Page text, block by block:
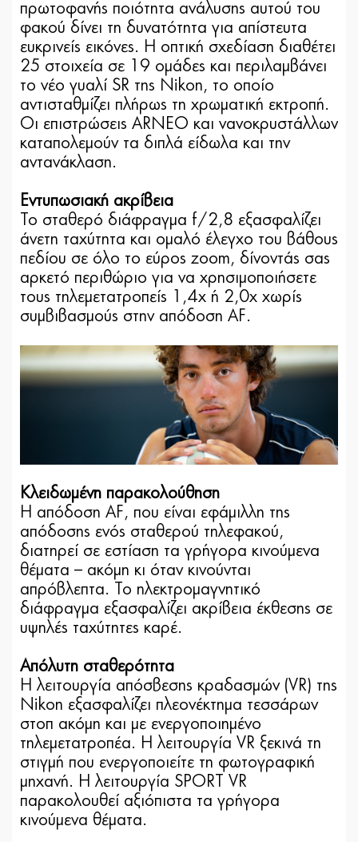
πρωτοφανής ποιότητα ανάλυσης αυτού του
φακού δίνει τη δυνατότητα για απίστευτα
ευκρινείς εικόνες. Η οπτική σχεδίαση διαθέτει
25 στοιχεία σε 19 ομάδες και περιλαμβάνει
το νέο γυαλί SR της Nikon, το οποίο
αντισταθμίζει πλήρως τη χρωματική εκτροπή.
Οι επιστρώσεις ARNEO και νανοκρυστάλλων
καταπολεμούν τα διπλά είδωλα και την
αντανάκλαση.
Εντυπωσιακή ακρίβεια
Το σταθερό διάφραγμα f/2,8 εξασφαλίζει
άνετη ταχύτητα και ομαλό έλεγχο του βάθους
πεδίου σε όλο το εύρος zoom, δίνοντάς σας
αρκετό περιθώριο για να χρησιμοποιήσετε
τους τηλεμετατροπείς 1,4x ή 2,0x χωρίς
συμβιβασμούς στην απόδοση AF.
Κλειδωμένη παρακολούθηση
Η απόδοση AF, που είναι εφάμιλλη της
απόδοσης ενός σταθερού τηλεφακού,
διατηρεί σε εστίαση τα γρήγορα κινούμενα
θέματα – ακόμη κι όταν κινούνται
απρόβλεπτα. Το ηλεκτρομαγνητικό
διάφραγμα εξασφαλίζει ακρίβεια έκθεσης σε
υψηλές ταχύτητες καρέ.
Απόλυτη σταθερότητα
Η λειτουργία απόσβεσης κραδασμών (VR) της
Nikon εξασφαλίζει πλεονέκτημα τεσσάρων
στοπ ακόμη και με ενεργοποιημένο
τηλεμετατροπέα. Η λειτουργία VR ξεκινά τη
στιγμή που ενεργοποιείτε τη φωτογραφική
μηχανή. Η λειτουργία SPORT VR
παρακολουθεί αξιόπιστα τα γρήγορα
κινούμενα θέματα.